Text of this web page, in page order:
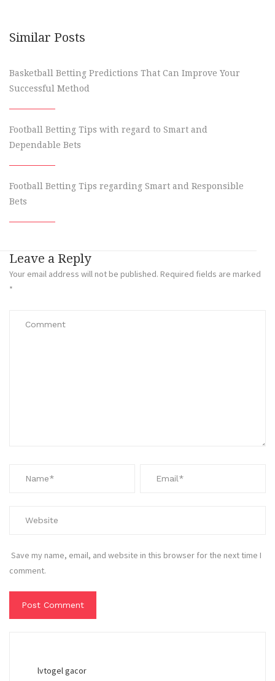
Similar Posts
Basketball Betting Predictions That Can Improve Your
Successful Method
Football Betting Tips with regard to Smart and
Dependable Bets
Football Betting Tips regarding Smart and Responsible
Bets
Leave a Reply
Your email address will not be published. Required fields are marked
*
Save my name, email, and website in this browser for the next time I
comment.
lvtogel gacor